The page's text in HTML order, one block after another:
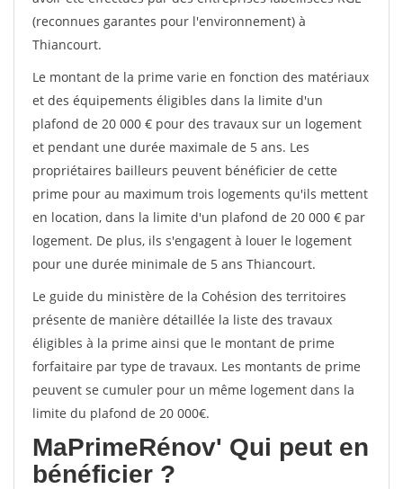
(reconnues garantes pour l'environnement) à
Thiancourt.
Le montant de la prime varie en fonction des matériaux
et des équipements éligibles dans la limite d'un
plafond de 20 000 € pour des travaux sur un logement
et pendant une durée maximale de 5 ans. Les
propriétaires bailleurs peuvent bénéficier de cette
prime pour au maximum trois logements qu'ils mettent
en location, dans la limite d'un plafond de 20 000 € par
logement. De plus, ils s'engagent à louer le logement
pour une durée minimale de 5 ans Thiancourt.
Le guide du ministère de la Cohésion des territoires
présente de manière détaillée la liste des travaux
éligibles à la prime ainsi que le montant de prime
forfaitaire par type de travaux. Les montants de prime
peuvent se cumuler pour un même logement dans la
limite du plafond de 20 000€.
MaPrimeRénov' Qui peut en
bénéficier ?